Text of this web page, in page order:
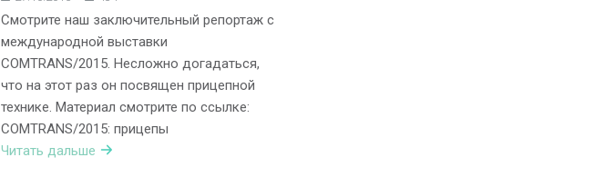
Смотрите наш заключительный репортаж с
международной выставки
COMTRANS/2015. Несложно догадаться,
что на этот раз он посвящен прицепной
технике. Материал смотрите по ссылке:
COMTRANS/2015: прицепы
Читать дальше